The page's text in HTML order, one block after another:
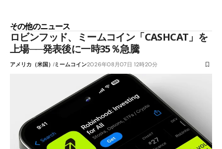
その他のニュース
ロビンフッド、ミームコイン「CASHCAT」を
上場──発表後に一時35％急騰
アメリカ（米国）ミームコイン2026年08月07日 12時20分